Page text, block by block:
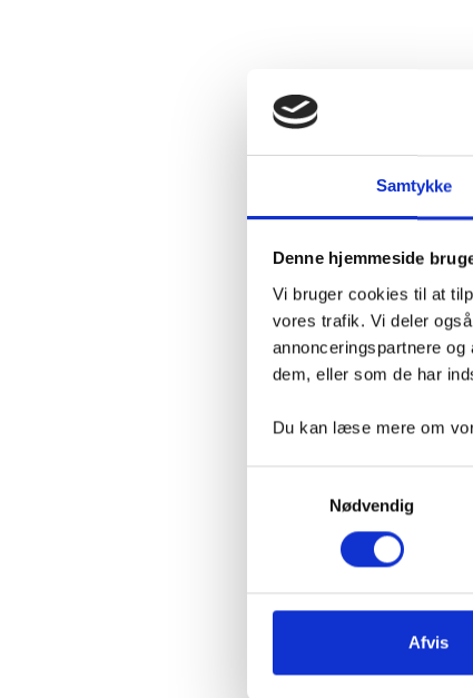
Samtykke
Denne hjemmeside
Vi bruger cookies til at
vores trafik. Vi deler
annonceringspartnere
dem, eller som de har
Du kan læse mere om
Nødvendig
Afvis